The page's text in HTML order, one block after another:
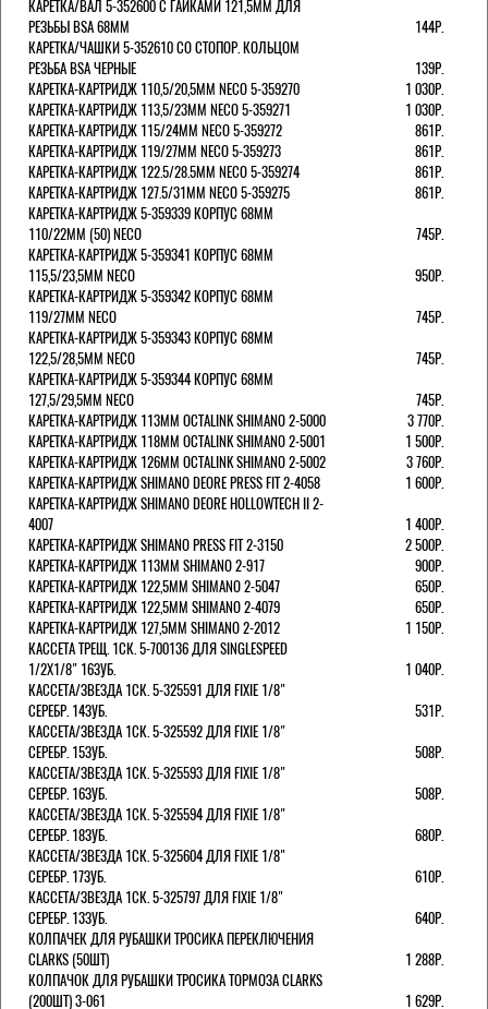
КАРЕТКА/ВАЛ 5-352600 С ГАЙКАМИ 121,5ММ ДЛЯ
РЕЗЬБЫ BSA 68ММ
144Р.
КАРЕТКА/ЧАШКИ 5-352610 СО СТОПОР. КОЛЬЦОМ
РЕЗЬБА BSA ЧЕРНЫЕ
139Р.
КАРЕТКА-КАРТРИДЖ 110,5/20,5ММ NECO 5-359270
1 030Р.
КАРЕТКА-КАРТРИДЖ 113,5/23ММ NECO 5-359271
1 030Р.
КАРЕТКА-КАРТРИДЖ 115/24ММ NECO 5-359272
861Р.
КАРЕТКА-КАРТРИДЖ 119/27ММ NECO 5-359273
861Р.
КАРЕТКА-КАРТРИДЖ 122.5/28.5ММ NECO 5-359274
861Р.
КАРЕТКА-КАРТРИДЖ 127.5/31ММ NECO 5-359275
861Р.
КАРЕТКА-КАРТРИДЖ 5-359339 КОРПУС 68ММ
110/22ММ (50) NECO
745Р.
КАРЕТКА-КАРТРИДЖ 5-359341 КОРПУС 68ММ
115,5/23,5ММ NECO
950Р.
КАРЕТКА-КАРТРИДЖ 5-359342 КОРПУС 68ММ
119/27ММ NECO
745Р.
КАРЕТКА-КАРТРИДЖ 5-359343 КОРПУС 68ММ
122,5/28,5ММ NECO
745Р.
КАРЕТКА-КАРТРИДЖ 5-359344 КОРПУС 68ММ
127,5/29,5ММ NECO
745Р.
КАРЕТКА-КАРТРИДЖ 113ММ OCTALINK SHIMANO 2-5000
3 770Р.
КАРЕТКА-КАРТРИДЖ 118ММ OCTALINK SHIMANO 2-5001
1 500Р.
КАРЕТКА-КАРТРИДЖ 126ММ OCTALINK SHIMANO 2-5002
3 760Р.
КАРЕТКА-КАРТРИДЖ SHIMANO DEORE PRESS FIT 2-4058
1 600Р.
КАРЕТКА-КАРТРИДЖ SHIMANO DEORE HOLLOWTECH II 2-
4007
1 400Р.
КАРЕТКА-КАРТРИДЖ SHIMANO PRESS FIT 2-3150
2 500Р.
КАРЕТКА-КАРТРИДЖ 113ММ SHIMANO 2-917
900Р.
КАРЕТКА-КАРТРИДЖ 122,5ММ SHIMANO 2-5047
650Р.
КАРЕТКА-КАРТРИДЖ 122,5ММ SHIMANO 2-4079
650Р.
КАРЕТКА-КАРТРИДЖ 127,5ММ SHIMANO 2-2012
1 150Р.
КАССЕТА ТРЕЩ. 1СК. 5-700136 ДЛЯ SINGLESPEED
1/2X1/8" 16ЗУБ.
1 040Р.
КАССЕТА/ЗВЕЗДА 1СК. 5-325591 ДЛЯ FIXIE 1/8"
СЕРЕБР. 14ЗУБ.
531Р.
КАССЕТА/ЗВЕЗДА 1СК. 5-325592 ДЛЯ FIXIE 1/8"
СЕРЕБР. 15ЗУБ.
508Р.
КАССЕТА/ЗВЕЗДА 1СК. 5-325593 ДЛЯ FIXIE 1/8"
СЕРЕБР. 16ЗУБ.
508Р.
КАССЕТА/ЗВЕЗДА 1СК. 5-325594 ДЛЯ FIXIE 1/8"
СЕРЕБР. 18ЗУБ.
680Р.
КАССЕТА/ЗВЕЗДА 1СК. 5-325604 ДЛЯ FIXIE 1/8"
СЕРЕБР. 17ЗУБ.
610Р.
КАССЕТА/ЗВЕЗДА 1СК. 5-325797 ДЛЯ FIXIE 1/8"
СЕРЕБР. 13ЗУБ.
640Р.
КОЛПАЧЕК ДЛЯ РУБАШКИ ТРОСИКА ПЕРЕКЛЮЧЕНИЯ
CLARKS (50ШТ)
1 288Р.
КОЛПАЧОК ДЛЯ РУБАШКИ ТРОСИКА ТОРМОЗА CLARKS
(200ШТ) 3-061
1 629Р.